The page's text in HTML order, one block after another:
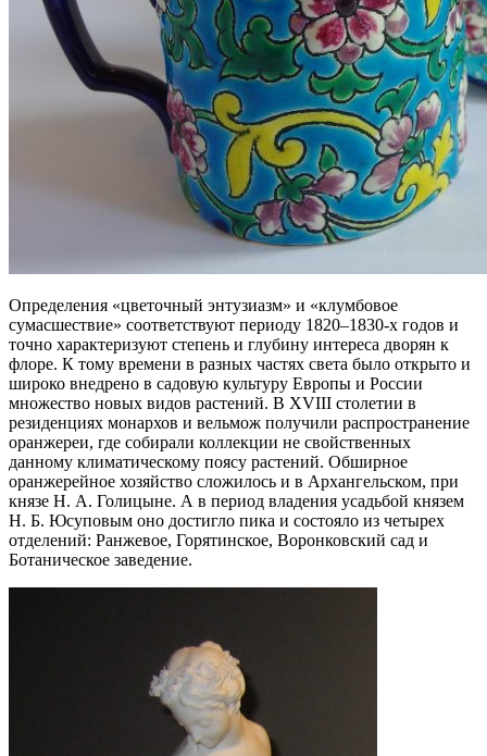
Определения «цветочный энтузиазм» и «клумбовое
сумасшествие» соответствуют периоду 1820–1830-х годов и
точно характеризуют степень и глубину интереса дворян к
флоре. К тому времени в разных частях света было открыто и
широко внедрено в садовую культуру Европы и России
множество новых видов растений. В XVIII столетии в
резиденциях монархов и вельмож получили распространение
оранжереи, где собирали коллекции не свойственных
данному климатическому поясу растений. Обширное
оранжерейное хозяйство сложилось и в Архангельском, при
князе Н. А. Голицыне. А в период владения усадьбой князем
Н. Б. Юсуповым оно достигло пика и состояло из четырех
отделений: Ранжевое, Горятинское, Воронковский сад и
Ботаническое заведение.